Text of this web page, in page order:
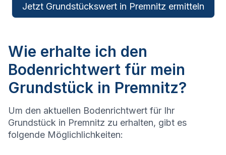
Jetzt Grundstückswert in Premnitz ermitteln
Wie erhalte ich den
Bodenrichtwert für mein
Grundstück in Premnitz?
Um den aktuellen Bodenrichtwert für Ihr
Grundstück in Premnitz zu erhalten, gibt es
folgende Möglichlichkeiten: